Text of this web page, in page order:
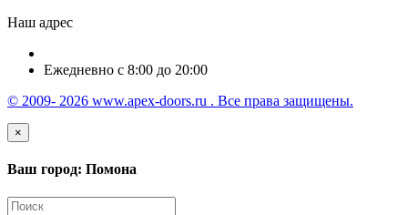
Наш адрес
Ежедневно с 8:00 до 20:00
© 2009- 2026 www.apex-doors.ru . Все права защищены.
×
Ваш город: Помона